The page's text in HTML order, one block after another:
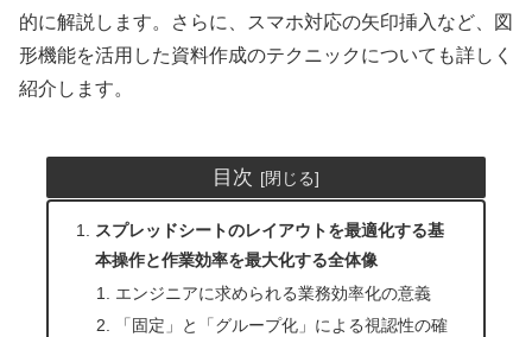
的に解説します。さらに、スマホ対応の矢印挿入など、図
形機能を活用した資料作成のテクニックについても詳しく
紹介します。
目次
スプレッドシートのレイアウトを最適化する基
本操作と作業効率を最大化する全体像
エンジニアに求められる業務効率化の意義
「固定」と「グループ化」による視認性の確